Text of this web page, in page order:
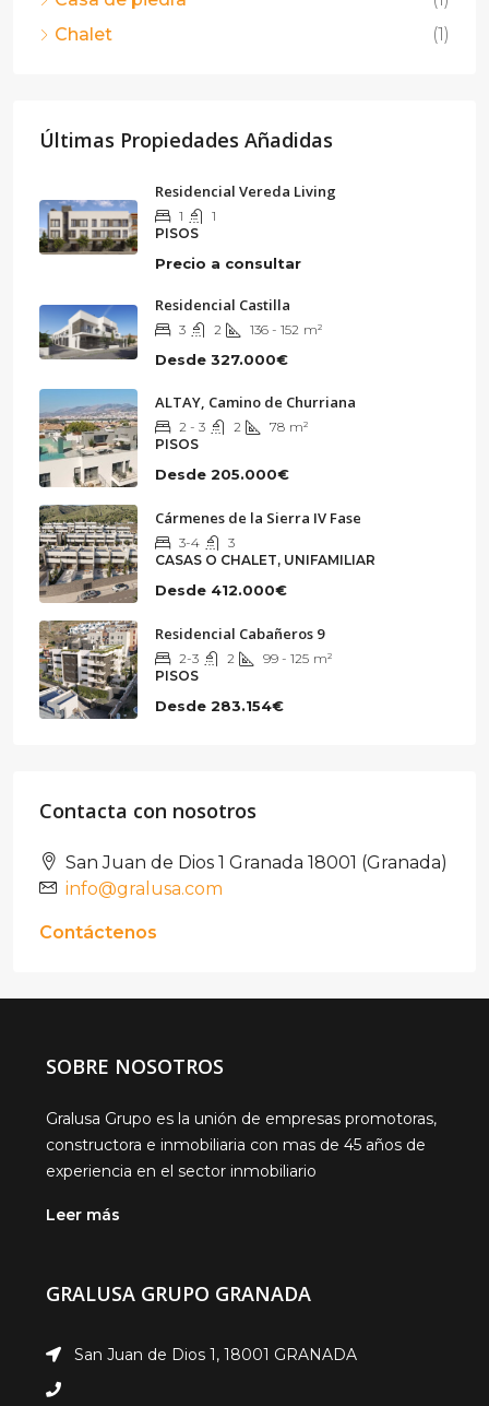
Chalet
(1)
Últimas Propiedades Añadidas
Residencial Vereda Living
1
1
PISOS
Precio a consultar
Residencial Castilla
3 2 136 - 152 m²
Desde 327.000€
ALTAY, Camino de Churriana
2 - 3 2 78 m²
PISOS
Desde 205.000€
Cármenes de la Sierra IV Fase
3-4
3
CASAS O CHALET, UNIFAMILIAR
Desde 412.000€
Residencial Cabañeros 9
2-3 2 99 - 125 m²
PISOS
Desde 283.154€
Contacta con nosotros
San Juan de Dios 1 Granada 18001 (Granada)
info@gralusa.com
Contáctenos
SOBRE NOSOTROS
Gralusa Grupo es la unión de empresas promotoras,
constructora e inmobiliaria con mas de 45 años de
experiencia en el sector inmobiliario
Leer más
GRALUSA GRUPO GRANADA
San Juan de Dios 1, 18001 GRANADA